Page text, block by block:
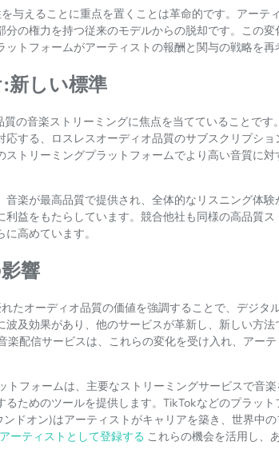
与えることに重点を置くことは革命的です。アーテ
の権力を持つ従来のモデルからの脱却です。この変
トフォームがアーティストの報酬と関与の戦略を再
新しい標準
の音楽ストリーミングに焦点を当てていることです
応する、ロスレスオーディオ品質のサブスクリプシ
トリーミングプラットフォームでより高い音質に
楽が最高品質で提供され、全体的なリスニング体
益をもたらしています。競合他社も同様の高品質
高めています。
響
たオーディオ品質の価値を強調することで、デジタ
及効果があり、他のサービスが革新し、新しい方法
配信サービスは、これらの変化を受け入れ、アー
フォームは、主要なストリーミングサービスで音
ためのツールを提供します。TikTokなどのプラッ
ドオン)はアーティストがキャリアを築き、世界中
ーティストとして登録する これらの機会を活用し、